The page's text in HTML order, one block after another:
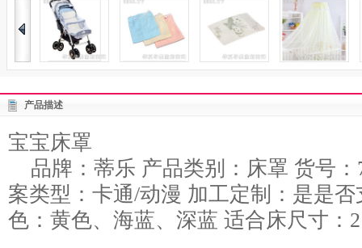
产品描述
宝宝床罩
品牌：蒂乐 产品类别：床罩 货号：
案类型：卡通/动漫 加工定制：是是
色：黄色、海蓝、深蓝 适合床尺寸：